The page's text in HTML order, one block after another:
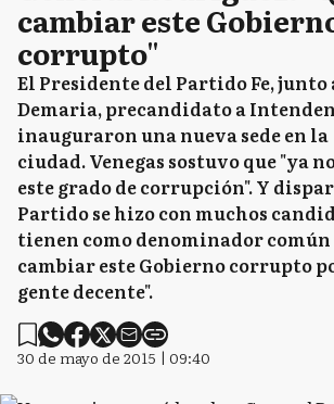
cambiar este
corrupto"
El Presidente del Partido Fe, junto
Demaria, precandidato a
inauguraron una nueva sede en la
ciudad. Venegas sostuvo que "ya
este grado de corrupción". Y
Partido se hizo con muchos
tienen como denominador
cambiar este Gobierno corrupto
gente decente".
30 de mayo de 2015 | 09:40